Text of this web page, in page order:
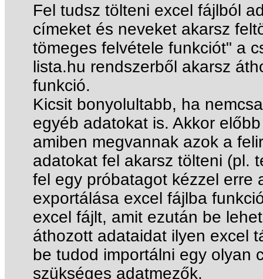
Fel tudsz tölteni excel fájlból
címeket és neveket akarsz
tömeges felvétele funkciót" a
lista.hu rendszerből akarsz
funkció.
Kicsit bonyolultabb, ha
egyéb adatokat is. Akkor
amiben megvannak azok a
adatokat fel akarsz tölteni (pl.
fel egy próbatagot kézzel erre
exportálása excel fájlba
excel fájlt, amit ezután be
áthozott adataidat ilyen excel
be tudod importálni egy olyan
szükséges adatmezők.